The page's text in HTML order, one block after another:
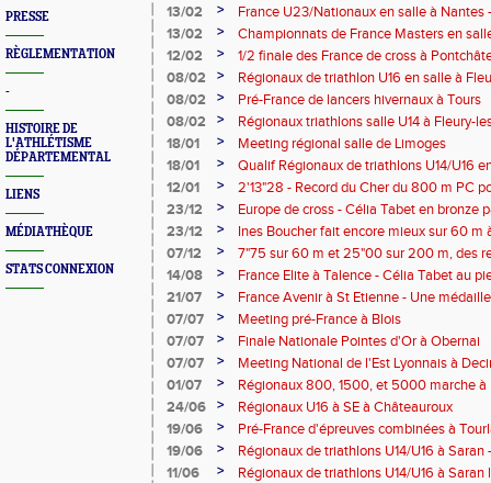
PRESSE
RÈGLEMENTATION
-
HISTOIRE DE
L'ATHLÉTISME
DÉPARTEMENTAL
LIENS
MÉDIATHÈQUE
STATS CONNEXION
13/02
>
France U23/Nationaux en salle à Nantes
sur 800 m
13/02 >
Championnats de France Masters en
Varenne (VVFA) sur 3000 m marche
12/02 >
1/2 finale des France de cross à
médailles
08/02 >
Régionaux de triathlon U16 en salle à
Léger (USA) champion régional
08/02 >
Pré-France de lancers hivernaux à Tours
08/02
>
Régionaux triathlons salle U14 à Fleury-
18/01
>
Meeting régional salle de Limoges
18/01
>
Qualif Régionaux de triathlons U14/U16
12/01
>
2'13"28 - Record du Cher du 800 m PC
23/12
>
Europe de cross - Célia Tabet en bronze
23/12
>
Ines Boucher fait encore mieux sur 60 m
07/12
>
7"75 sur 60 m et 25"00 sur 200 m, des
retour d'Ines Boucher (SAMBA) dans le
14/08 >
France Elite à Talence - Célia Tabet au
21/07
>
France Avenir à St Etienne - Une
07/07
>
Meeting pré-France à Blois
07/07
>
Finale Nationale Pointes d'Or à Obernai
07/07
>
Meeting National de l'Est Lyonnais à
01/07
>
Régionaux 800, 1500, et 5000 marche à
24/06
>
Régionaux U16 à SE à Châteauroux
19/06
>
Pré-France d'épreuves combinées à
19/06
>
Régionaux de triathlons U14/U16 à Saran
11/06
>
Régionaux de triathlons U14/U16 à Saran